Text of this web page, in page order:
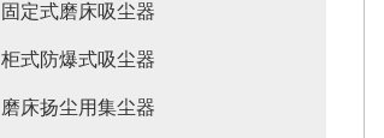
固定式磨床吸尘器
柜式防爆式吸尘器
磨床扬尘用集尘器